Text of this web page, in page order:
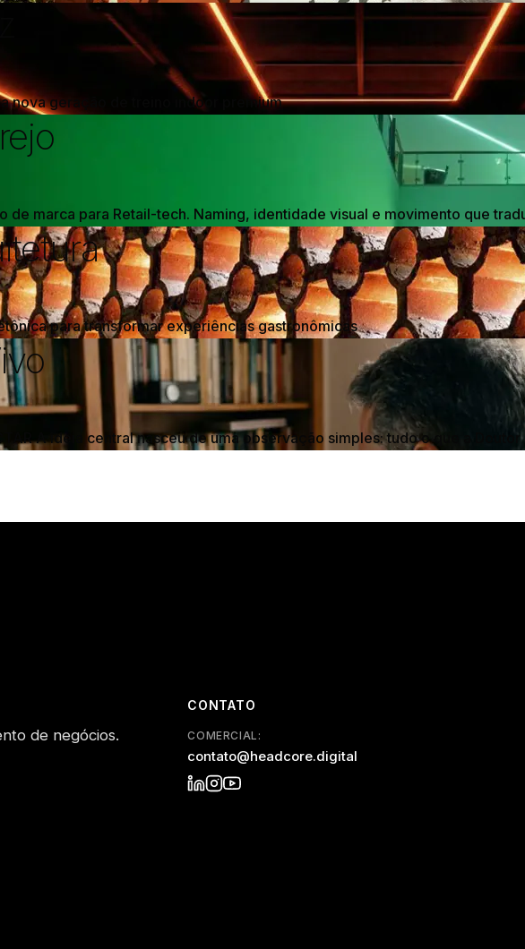
nova geração de treino indoor premium
de marca para Retail-tech. Naming, identidade visual e movimento que
para transformar experiências gastronômicas
A ideia central nasceu de uma observação simples: tudo o que a
de negócios.
CONTATO
COMERCIAL:
contato@headcore.digital